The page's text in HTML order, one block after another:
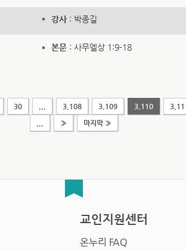
강사 : 박종길
본문 : 사무엘상 1:9-18
30 3,108 3,109 3,110
» 마지막 »
교인지원센터
온누리 FAQ